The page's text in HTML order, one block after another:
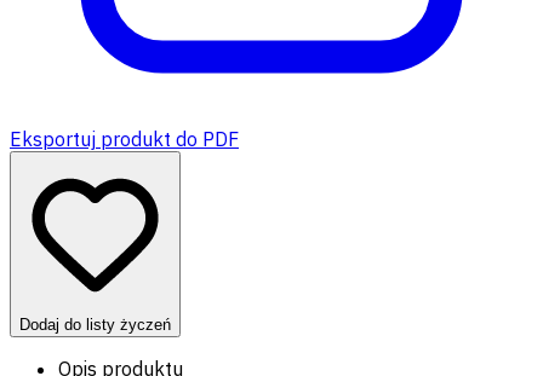
Eksportuj produkt do PDF
Dodaj do listy życzeń
Opis produktu